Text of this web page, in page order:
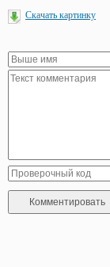
Скачать картинку